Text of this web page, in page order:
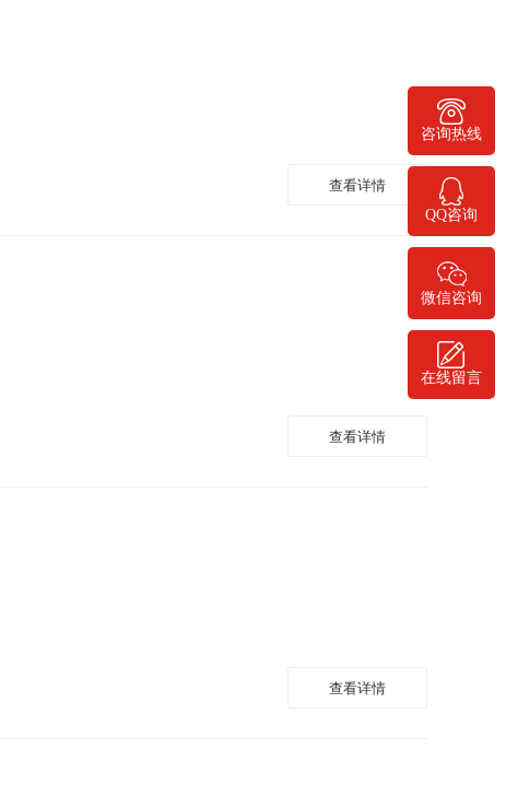
查看详情
查看详情
查看详情
咨询热线
400-778-1068
QQ咨询
微信咨询
在线留言